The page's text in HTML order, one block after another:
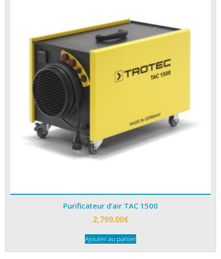
Purificateur d’air TAC 1500
2,799.00€
Ajouter au panier